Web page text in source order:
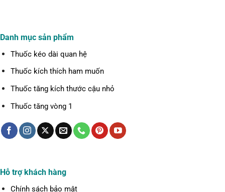
Danh mục sản phẩm
Thuốc kéo dài quan hệ
Thuốc kích thích ham muốn
Thuốc tăng kích thước cậu nhỏ
Thuốc tăng vòng 1
Hỗ trợ khách hàng
Chính sách bảo mật